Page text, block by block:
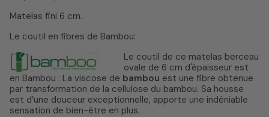
Matelas fini 6 cm.
Le coutil en fibres de Bambou:
Le coutil de ce matelas berceau
ovale de 6 cm d'épaisseur est
en Bambou : La viscose de bambou est une fibre obtenue
par transformation de la cellulose du bambou. Sa housse
est d’une douceur exceptionnelle, apporte une indéniable
sensation de bien-être en plus.